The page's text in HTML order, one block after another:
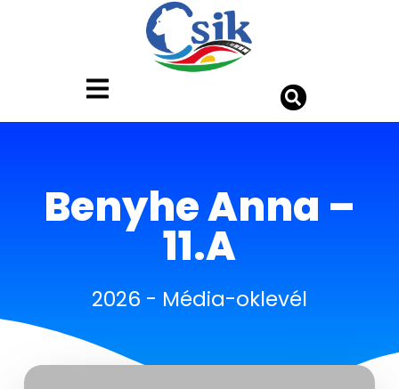
Benyhe Anna –
11.A
2026 - Média-oklevél